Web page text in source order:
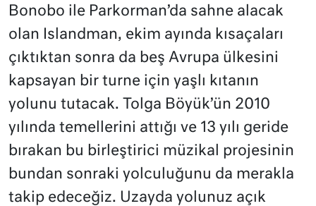
Bonobo ile Parkorman’da sahne alacak
olan Islandman, ekim ayında kısaçaları
çıktıktan sonra da beş Avrupa ülkesini
kapsayan bir turne için yaşlı kıtanın
yolunu tutacak. Tolga Böyük’ün 2010
yılında temellerini attığı ve 13 yılı geride
bırakan bu birleştirici müzikal projesinin
bundan sonraki yolculuğunu da merakla
takip edeceğiz. Uzayda yolunuz açık